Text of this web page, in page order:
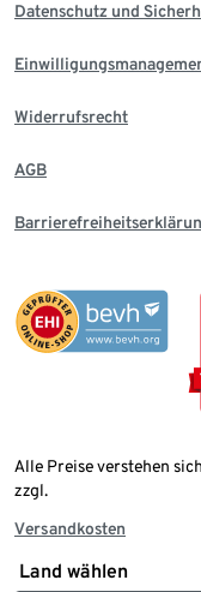
Datenschutz und
Widerrufsrecht
AGB
Alle Preise verstehen
zzgl.
Versandkosten
Land wählen